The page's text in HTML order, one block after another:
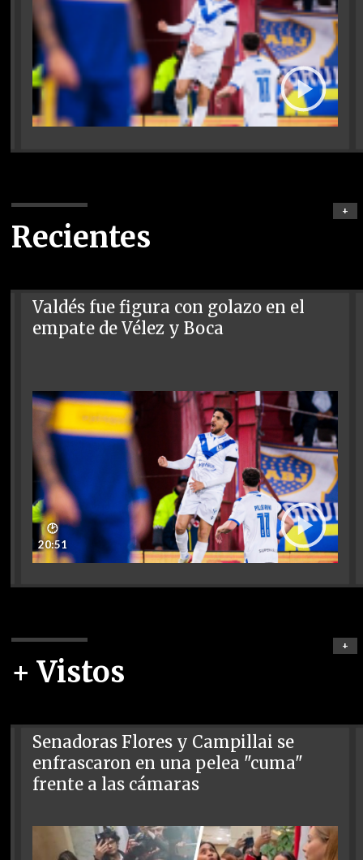
Recientes
+
Valdés fue figura con golazo en el
empate de Vélez y Boca
🕑
20:51
+ Vistos
+
Senadoras Flores y Campillai se
enfrascaron en una pelea "cuma"
frente a las cámaras